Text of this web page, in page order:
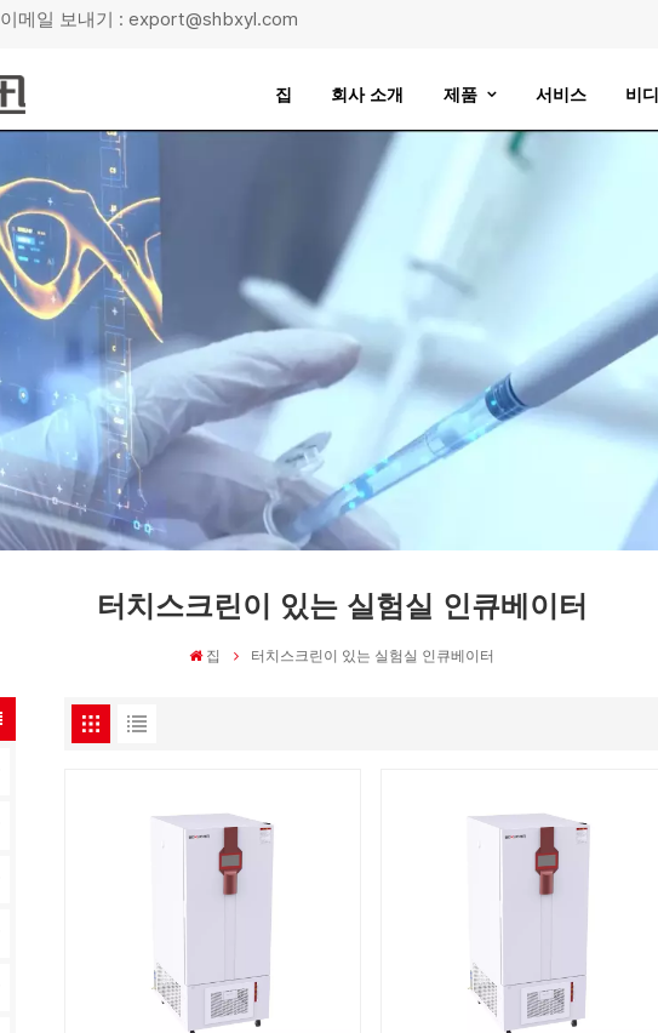
이메일 보내기 : export@shbxyl.com
집 회사 소개 제품 서비스 비
터치스크린이 있는 실험실 인큐베이터
집 터치스크린이 있는 실험실 인큐베이터